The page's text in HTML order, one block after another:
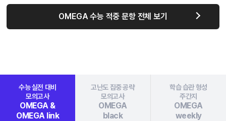
OMEGA 수능 적중 문항 전체 보기
수능 실전 대비
모의고사
OMEGA &
OMEGA link
고난도 집중 공략
모의고사
OMEGA
black
학습 습관 형성
주간지
OMEGA
weekly